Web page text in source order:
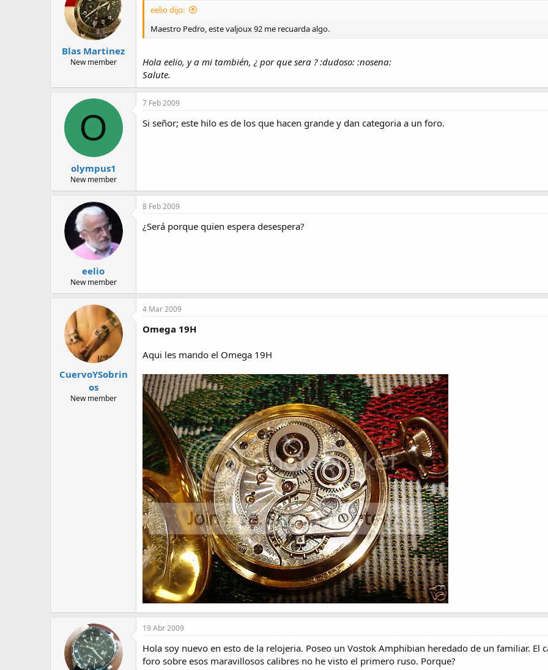
Blas Martinez
New member
eelio dijo:
Maestro Pedro, este valjoux 92 me recuarda algo.
Hola eelio, y a mi también, ¿ por que sera ? :dudoso: :nosena:
Salute.
O
olympus1
New member
7 Feb 2009
Si señor; este hilo es de los que hacen grande y dan categoria a un foro.
eelio
New member
8 Feb 2009
¿Será porque quien espera desespera?
CuervoYSobrin
os
New member
4 Mar 2009
Omega 19H
Aqui les mando el Omega 19H
19 Abr 2009
Hola soy nuevo en esto de la relojeria. Poseo un Vostok Amphibian heredado de un familiar. El
foro sobre esos maravillosos calibres no he visto el primero ruso. Porque?